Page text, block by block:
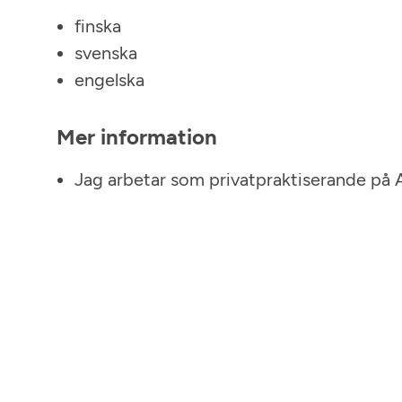
finska
svenska
engelska
Mer information
Jag arbetar som privatpraktiserande på